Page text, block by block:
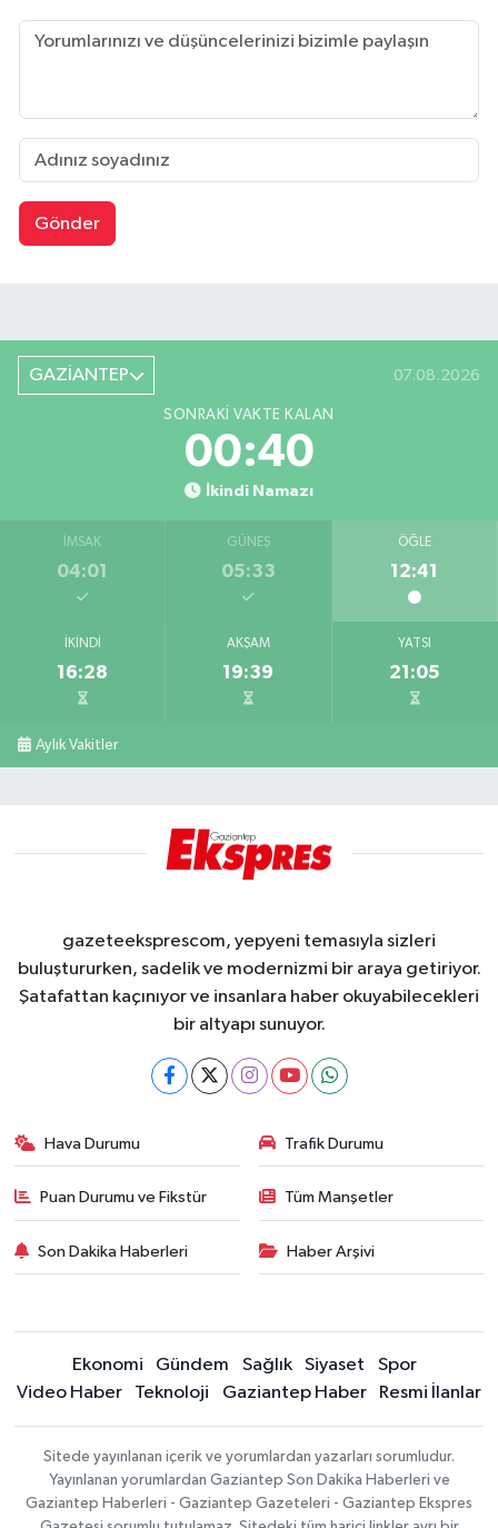
Gönder
GAZİANTEP 07.08.2026
SONRAKI VAKTE KALAN
00:39
İkindi Namazı
İMSAK
04:01
GÜNEŞ
05:33
ÖĞLE
12:41
İKINDI
16:28
AKŞAM
19:39
YATSI
21:05
Aylık Vakitler
gazeteeksprescom, yepyeni temasıyla sizleri
buluştururken, sadelik ve modernizmi bir araya getiriyor.
Şatafattan kaçınıyor ve insanlara haber okuyabilecekleri
bir altyapı sunuyor.
Hava Durumu Trafik Durumu
Puan Durumu ve Fikstür Tüm Manşetler
Son Dakika Haberleri Haber Arşivi
Ekonomi Gündem Sağlık Siyaset
Spor
Video Haber
Teknoloji Gaziantep Haber Resmi İlanlar
Sitede yayınlanan içerik ve yorumlardan yazarları sorumludur.
Yayınlanan yorumlardan Gaziantep Son Dakika Haberleri ve
Gaziantep Haberleri - Gaziantep Gazeteleri - Gaziantep Ekspres